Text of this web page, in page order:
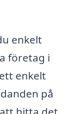
enkelt
företag i
enkelt
på